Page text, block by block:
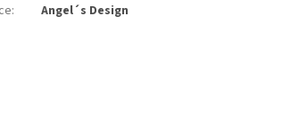
: Angel´s Design